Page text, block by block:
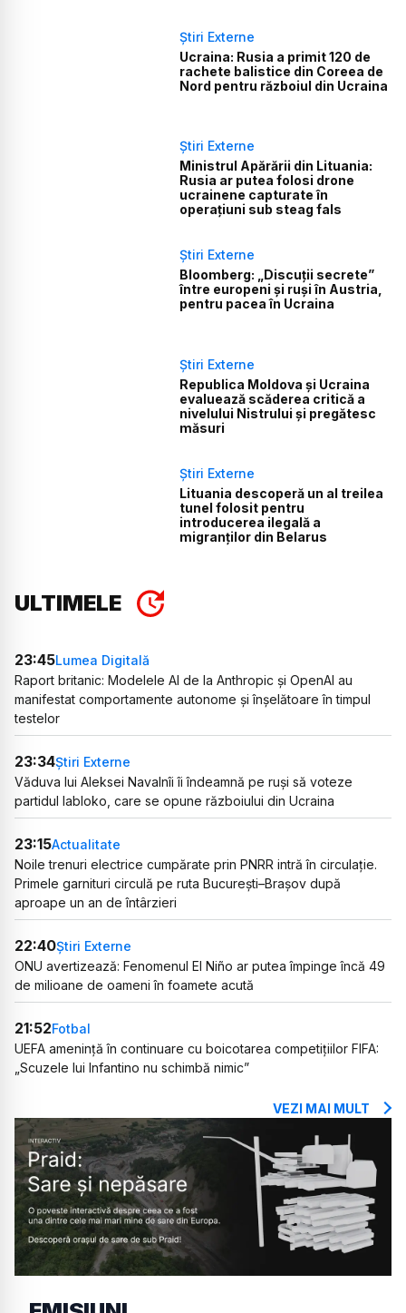
Știri Externe
Ucraina: Rusia a primit 120 de
rachete balistice din Coreea de
Nord pentru războiul din Ucraina
Știri Externe
Ministrul Apărării din Lituania:
Rusia ar putea folosi drone
ucrainene capturate în
operațiuni sub steag fals
Știri Externe
Bloomberg: „Discuții secrete”
între europeni și ruși în Austria,
pentru pacea în Ucraina
Știri Externe
Republica Moldova și Ucraina
evaluează scăderea critică a
nivelului Nistrului și pregătesc
măsuri
Știri Externe
Lituania descoperă un al treilea
tunel folosit pentru
introducerea ilegală a
migranților din Belarus
ULTIMELE
23:45Lumea Digitală
Raport britanic: Modelele AI de la Anthropic și OpenAI au
manifestat comportamente autonome și înșelătoare în timpul
testelor
23:34Știri Externe
Văduva lui Aleksei Navalnîi îi îndeamnă pe ruși să voteze
partidul Iabloko, care se opune războiului din Ucraina
23:15Actualitate
Noile trenuri electrice cumpărate prin PNRR intră în circulație.
Primele garnituri circulă pe ruta București–Brașov după
aproape un an de întârzieri
22:40Știri Externe
ONU avertizează: Fenomenul El Niño ar putea împinge încă 49
de milioane de oameni în foamete acută
21:52Fotbal
UEFA amenință în continuare cu boicotarea competițiilor FIFA:
„Scuzele lui Infantino nu schimbă nimic”
VEZI MAI MULT